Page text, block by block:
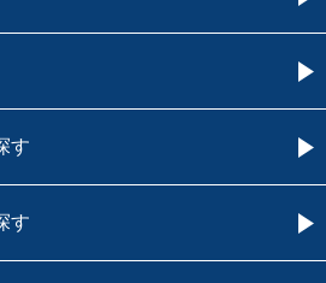
す
す